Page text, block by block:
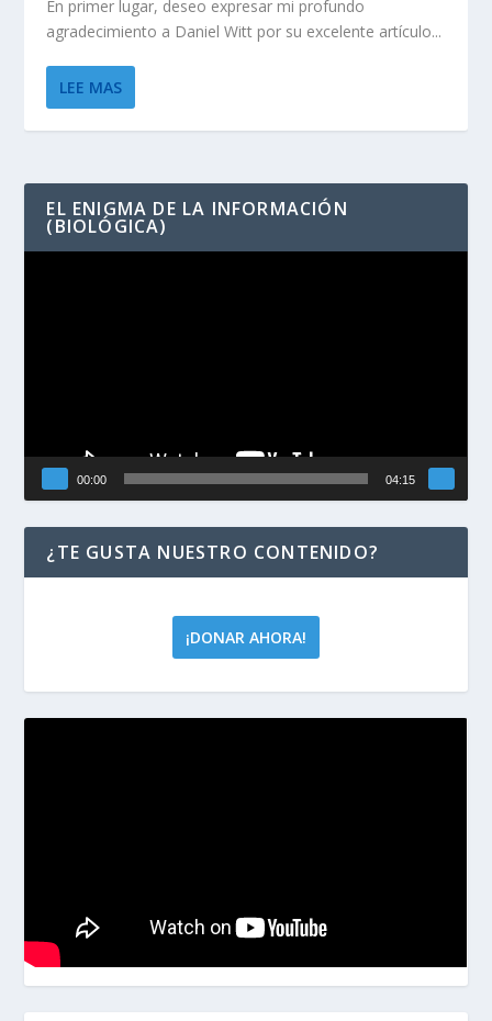
En primer lugar, deseo expresar mi profundo
agradecimiento a Daniel Witt por su excelente artículo...
LEE MAS
EL ENIGMA DE LA INFORMACIÓN
(BIOLÓGICA)
00:00 04:15
¿TE GUSTA NUESTRO CONTENIDO?
¡DONAR AHORA!